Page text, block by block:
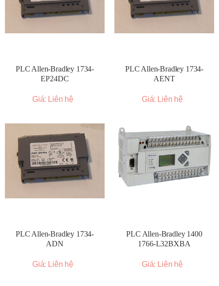
PLC Allen-Bradley 1734-
EP24DC
Giá: Liên hệ
PLC Allen-Bradley 1734-
AENT
Giá: Liên hệ
PLC Allen-Bradley 1734-
ADN
Giá: Liên hệ
PLC Allen-Bradley 1400
1766-L32BXBA
Giá: Liên hệ